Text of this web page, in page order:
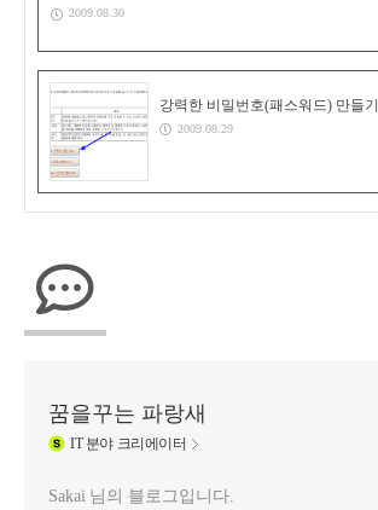
2009.08.30
강력한 비밀번호(패스워드) 만들기
2009.08.29
꿈을꾸는 파랑새
IT분야 크리에이터
Sakai 님의 블로그입니다.